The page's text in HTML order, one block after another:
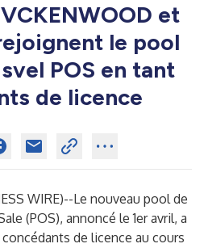
et
le pool
POS en tant
de licence
WIRE)--Le nouveau pool de
(POS), annoncé le 1er avril, a
de licence au cours